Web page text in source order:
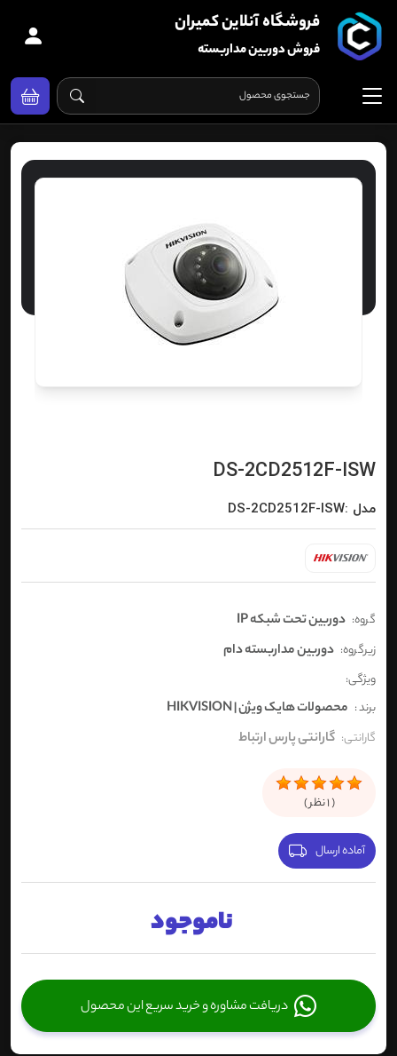
فروشگاه آنلاین کمیران
فروش دوربین مداربسته
DS-2CD2512F-ISW
مدل :DS-2CD2512F-ISW
گروه: دوربین تحت شبکه IP
زیرگروه: دوربین مداربسته دام
ویژگی:
برند : محصولات هایک ویژن | HIKVISION
گارانتی: گارانتی پارس ارتباط
(
1نظر )
آماده ارسال
ناموجود
دریافت مشاوره و خرید سریع این محصول